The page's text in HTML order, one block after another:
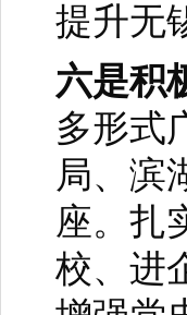
提升无
六是积
多形式
局、滨
座。扎
校、进